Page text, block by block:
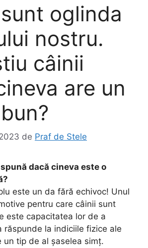
oglinda
nostru.
câinii
are un
de Praf de Stele
dacă cineva este o
este un da fără echivoc! Unul
pentru care câinii sunt
este capacitatea lor de a
răspunde la indiciile fizice ale
un tip de al șaselea simț.